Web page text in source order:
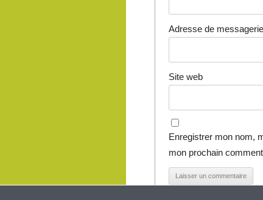
Adresse de messagerie
Site web
Enregistrer mon nom,
mon prochain